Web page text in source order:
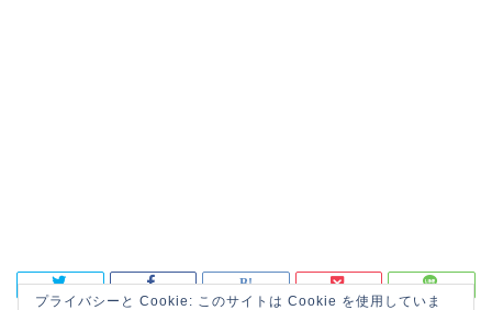
プライバシーと Cookie: このサイトは Cookie を使用していま